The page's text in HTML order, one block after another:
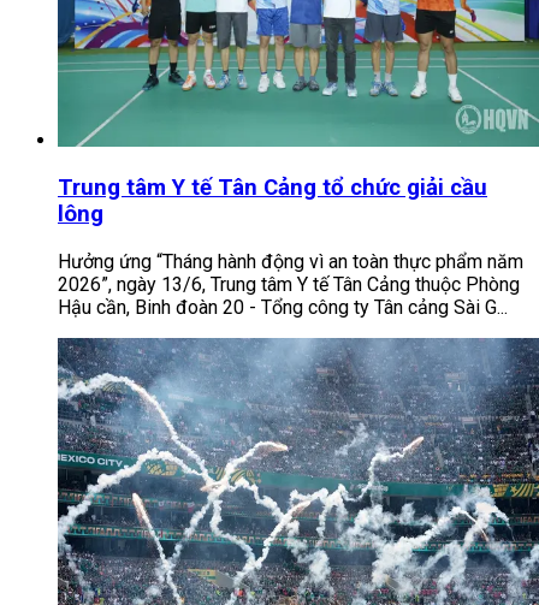
Trung tâm Y tế Tân Cảng tổ chức giải cầu
lông
Hưởng ứng “Tháng hành động vì an toàn thực phẩm năm
2026”, ngày 13/6, Trung tâm Y tế Tân Cảng thuộc Phòng
Hậu cần, Binh đoàn 20 - Tổng công ty Tân cảng Sài G...